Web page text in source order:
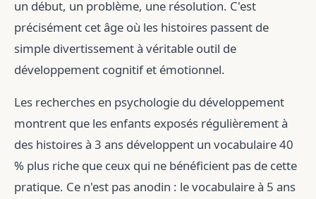
un début, un problème, une résolution. C'est
précisément cet âge où les histoires passent de
simple divertissement à véritable outil de
développement cognitif et émotionnel.
Les recherches en psychologie du développement
montrent que les enfants exposés régulièrement à
des histoires à 3 ans développent un vocabulaire 40
% plus riche que ceux qui ne bénéficient pas de cette
pratique. Ce n'est pas anodin : le vocabulaire à 5 ans